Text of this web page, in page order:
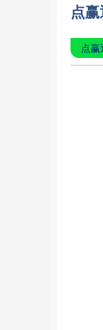
点
点赢